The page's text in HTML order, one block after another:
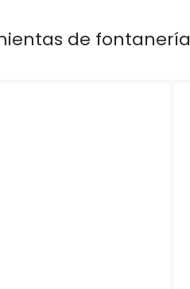
de fontanería